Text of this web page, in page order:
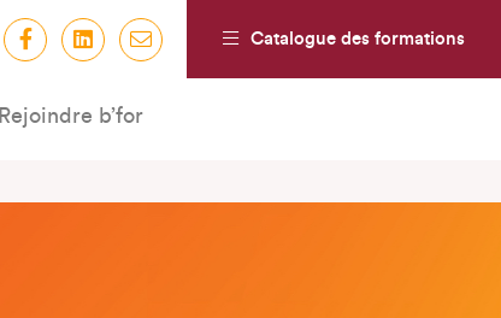
Catalogue des formations
Rejoindre b’for